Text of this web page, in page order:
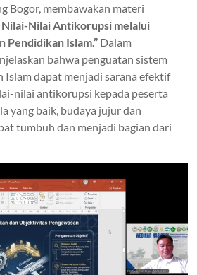
Bogor, membawakan materi
Nilai-Nilai Antikorupsi melalui
Pendidikan Islam.” Dalam
bahwa penguatan sistem
Islam dapat menjadi sarana efektif
nilai antikorupsi kepada peserta
yang baik, budaya jujur dan
tumbuh dan menjadi bagian dari